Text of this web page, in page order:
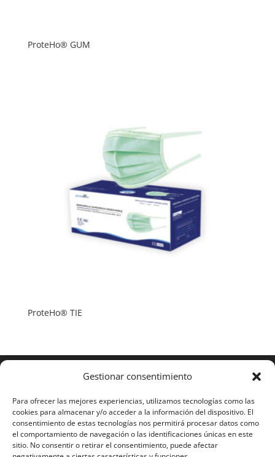
Gestionar consentimiento
Para ofrecer las mejores experiencias, utilizamos tecnologías como las
cookies para almacenar y/o acceder a la información del dispositivo. El
consentimiento de estas tecnologías nos permitirá procesar datos como
el comportamiento de navegación o las identificaciones únicas en este
sitio. No consentir o retirar el consentimiento, puede afectar
ProteHo® GUM
ProteHo® TIE